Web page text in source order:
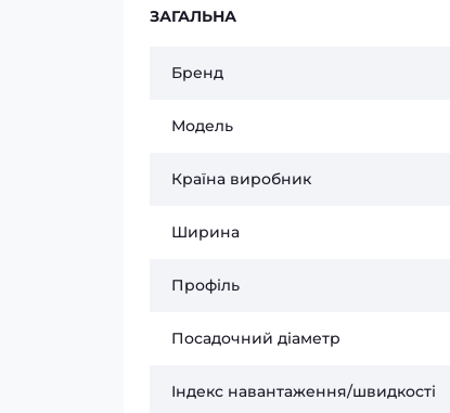
ЗАГАЛЬНА
Бренд
Модель
Країна виробник
Ширина
Профіль
Посадочний діаметр
Індекс навантаження/швидкості